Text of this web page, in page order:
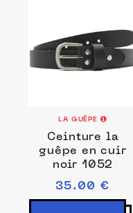
LA GUÊPE
Ceinture la
guêpe en cuir
noir 1052
35.00 €